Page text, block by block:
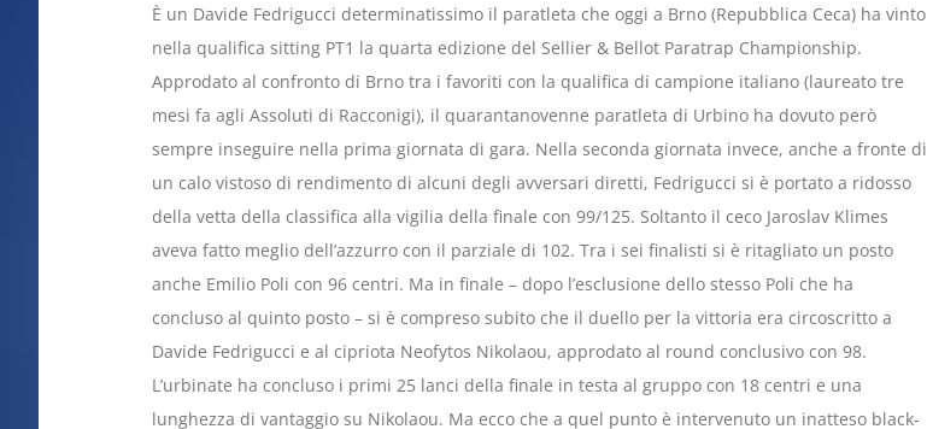
È un Davide Fedrigucci determinatissimo il paratleta che oggi a Brno (Repubblica Ceca) ha vinto
nella qualifica sitting PT1 la quarta edizione del Sellier & Bellot Paratrap Championship.
Approdato al confronto di Brno tra i favoriti con la qualifica di campione italiano (laureato tre
mesi fa agli Assoluti di Racconigi), il quarantanovenne paratleta di Urbino ha dovuto però
sempre inseguire nella prima giornata di gara. Nella seconda giornata invece, anche a fronte di
un calo vistoso di rendimento di alcuni degli avversari diretti, Fedrigucci si è portato a ridosso
della vetta della classifica alla vigilia della finale con 99/125. Soltanto il ceco Jaroslav Klimes
aveva fatto meglio dell’azzurro con il parziale di 102. Tra i sei finalisti si è ritagliato un posto
anche Emilio Poli con 96 centri. Ma in finale – dopo l’esclusione dello stesso Poli che ha
concluso al quinto posto – si è compreso subito che il duello per la vittoria era circoscritto a
Davide Fedrigucci e al cipriota Neofytos Nikolaou, approdato al round conclusivo con 98.
L’urbinate ha concluso i primi 25 lanci della finale in testa al gruppo con 18 centri e una
lunghezza di vantaggio su Nikolaou. Ma ecco che a quel punto è intervenuto un inatteso black-